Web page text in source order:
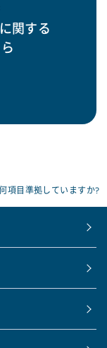
関する
項目準拠していますか?